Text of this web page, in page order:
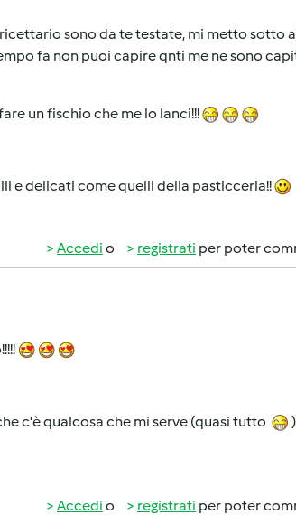
sono da te testate, mi metto sotto
fa non puoi capire qnti me ne sono
un fischio che me lo lanci!!!
e delicati come quelli della pasticceria!!
Accedi o registrati per poter
c'è qualcosa che mi serve (quasi tutto
Accedi o registrati per poter